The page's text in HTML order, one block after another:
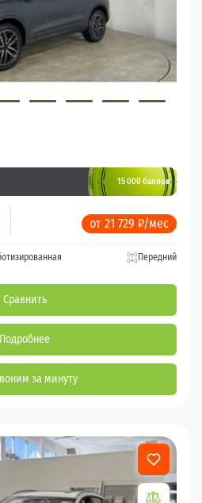
15 000 баллов
от 21 729 ₽/мес
Передний
Сравнить
Подробнее
за минуту